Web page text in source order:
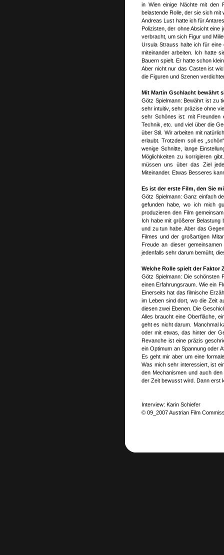
in Wien einige Nächte mit den
belastende Rolle, der sie sich mit
Andreas Lust hatte ich für
Polizisten, der ohne Absicht eine
verbracht, um sich Figur und
Ursula Strauss halte ich für eine
miteinander arbeiten. Ich hatte
Bauern spielt. Er hatte schon
Aber nicht nur das Casten ist
die Figuren und Szenen
Mit Martin Gschlacht bewährt
Götz Spielmann: Bewährt ist zu
sehr intuitiv, sehr präzise ohne
sehr Schönes ist: mit Freunden
Technik, etc. und viel über die
über Stil. Wir arbeiten mit
erlaubt. Trotzdem soll es
wenige Schnitte, lange
Möglichkeiten zu korrigieren
müssen uns über das Ziel
Miteinander. Etwas Besseres
Es ist der erste Film, den Sie
Götz Spielmann: Ganz einfach
gefunden habe, wo ich mich
produzieren den Film
Ich habe mit größerer Belastung
und zu tun habe. Aber das
Filmes und der großartigen
Freude an dieser
jedenfalls sehr darum bemüht,
Welche Rolle spielt der Faktor
Götz Spielmann: Die schönsten
einen Erfahrungsraum. Wie ein
Einerseits hat das filmische
im Leben sind dort, wo die Zeit
diesen zwei Ebenen. Die
Alles braucht eine Oberfläche,
geht es nicht darum. Manchmal
oder mit etwas, das hinter der
Revanche ist eine präzis
ein Optimum an Spannung oder
Es geht mir aber um eine
Was mich sehr interessiert, ist
den Mechanismen und auch
der Zeit bewusst wird. Dann erst
Interview: Karin Schiefer
© 09_2007 Austrian Film